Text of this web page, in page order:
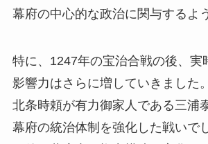
幕府の中心的な政治に関与するよ
特に、1247年の宝治合戦の後、実
影響力はさらに増していきました
北条時頼が有力御家人である三浦
幕府の統治体制を強化した戦いで